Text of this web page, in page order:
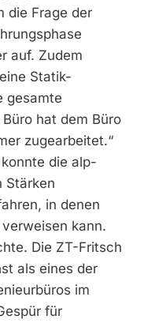
die Frage der
auf. Zudem
Statik-
gesamte
hat dem Büro
zugearbeitet.“
die alp-
Stärken
in denen
kann.
Die ZT-Fritsch
als eines der
im
für